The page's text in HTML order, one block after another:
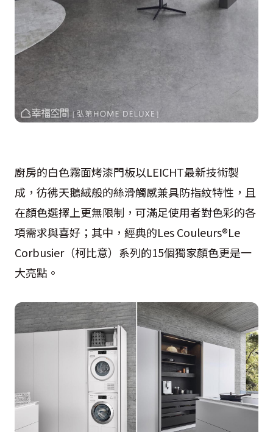
廚房的白色霧面烤漆門板以LEICHT最新技術製
成，彷彿天鵝絨般的絲滑觸感兼具防指紋特性，且
在顏色選擇上更無限制，可滿足使用者對色彩的各
項需求與喜好；其中，經典的Les Couleurs®Le
Corbusier（柯比意）系列的15個獨家顏色更是一
大亮點。